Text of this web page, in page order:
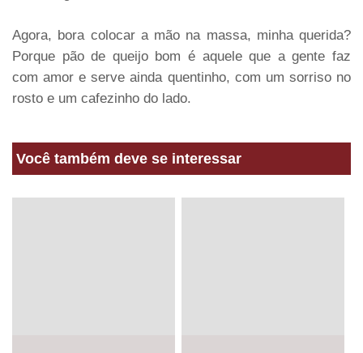
Agora, bora colocar a mão na massa, minha querida?
Porque pão de queijo bom é aquele que a gente faz
com amor e serve ainda quentinho, com um sorriso no
rosto e um cafezinho do lado.
Você também deve se interessar